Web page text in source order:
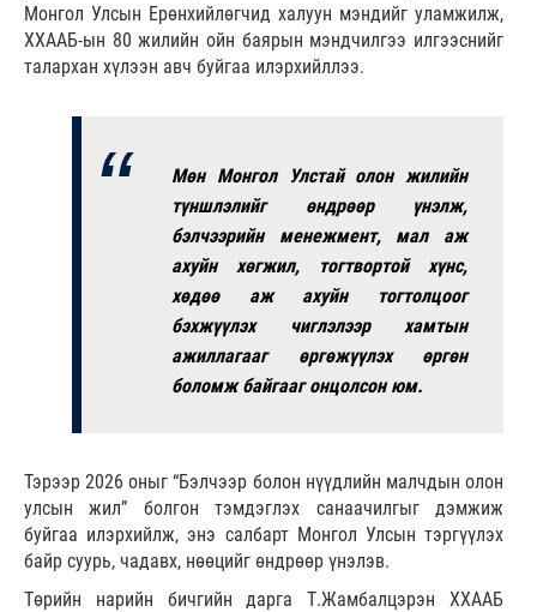
Монгол Улсын Ерөнхийлөгчид халуун мэндийг уламжилж,
ХХААБ-ын 80 жилийн ойн баярын мэндчилгээ илгээснийг
талархан хүлээн авч буйгаа илэрхийллээ.
Мөн Монгол Улстай олон жилийн
түншлэлийг өндрөөр үнэлж,
бэлчээрийн менежмент, мал аж
ахуйн хөгжил, тогтвортой хүнс,
хөдөө аж ахуйн тогтолцоог
бэхжүүлэх чиглэлээр хамтын
ажиллагааг өргөжүүлэх өргөн
боломж байгааг онцолсон юм.
Тэрээр 2026 оныг “Бэлчээр болон нүүдлийн малчдын олон
улсын жил” болгон тэмдэглэх санаачилгыг дэмжиж
буйгаа илэрхийлж, энэ салбарт Монгол Улсын тэргүүлэх
байр суурь, чадавх, нөөцийг өндрөөр үнэлэв.
Төрийн нарийн бичгийн дарга Т.Жамбалцэрэн ХХААБ